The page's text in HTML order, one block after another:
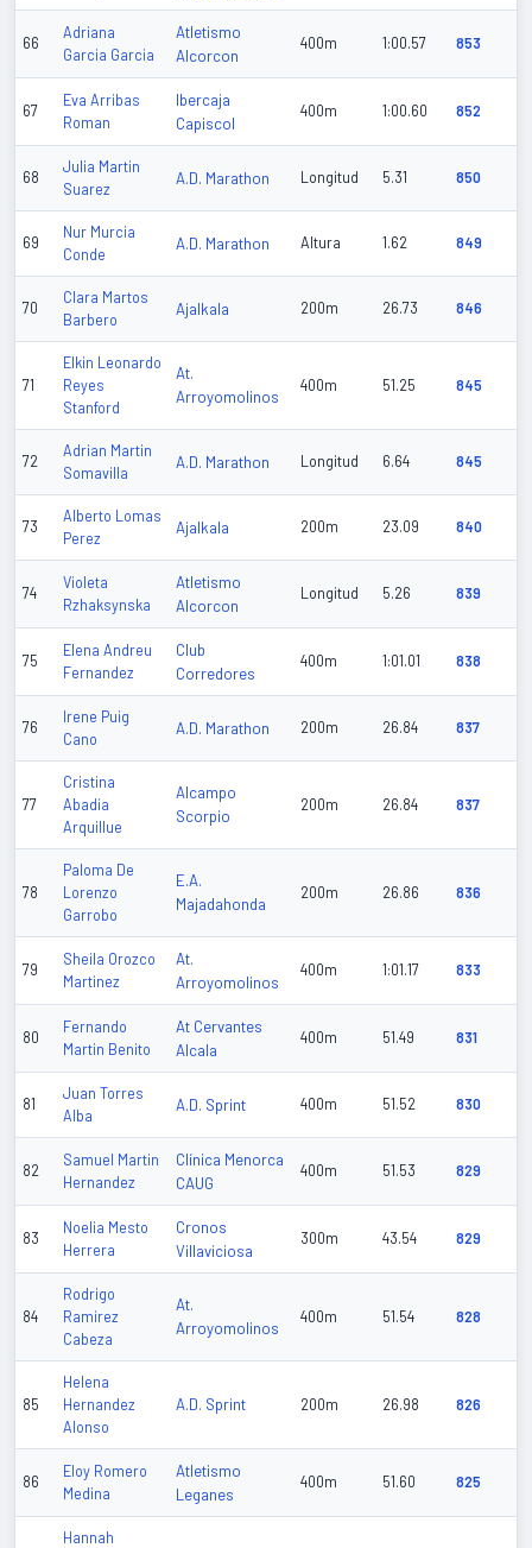
66
Adriana
Garcia Garcia
Atletismo
Alcorcon
400m 1:00.57 853
67
Eva Arribas
Roman
Ibercaja
Capiscol
400m 1:00.60 852
68
Julia Martin
Suarez
A.D. Marathon Longitud 5.31 850
69
Nur Murcia
Conde
A.D. Marathon Altura 1.62 849
70
Clara Martos
Barbero
Ajalkala 200m 26.73 846
71
Elkin Leonardo
Reyes
Stanford
At.
Arroyomolinos
400m 51.25 845
72
Adrian Martin
Somavilla
A.D. Marathon Longitud 6.64 845
73
Alberto Lomas
Perez
Ajalkala 200m 23.09 840
74
Violeta
Rzhaksynska
Atletismo
Alcorcon
Longitud 5.26 839
75
Elena Andreu
Fernandez
Club
Corredores
400m 1:01.01 838
76
Irene Puig
Cano
A.D. Marathon 200m 26.84 837
77
Cristina
Abadia
Arquillue
Alcampo
Scorpio
200m 26.84 837
78
Paloma De
Lorenzo
Garrobo
E.A.
Majadahonda
200m 26.86 836
79
Sheila Orozco
Martinez
At.
Arroyomolinos
400m 1:01.17 833
80
Fernando
Martin Benito
At Cervantes
Alcala
400m 51.49 831
81
Juan Torres
Alba
A.D. Sprint 400m 51.52 830
82
Samuel Martin
Hernandez
Clínica Menorca
CAUG
400m 51.53 829
83
Noelia Mesto
Herrera
Cronos
Villaviciosa
300m 43.54 829
84
Rodrigo
Ramirez
Cabeza
At.
Arroyomolinos
400m 51.54 828
85
Helena
Hernandez
Alonso
A.D. Sprint 200m 26.98 826
86
Eloy Romero
Medina
Atletismo
Leganes
400m 51.60 825
Hannah